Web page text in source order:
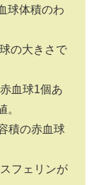
球体積のわ
の大きさで
血球1個あ
。
積の赤血球
フェリンが